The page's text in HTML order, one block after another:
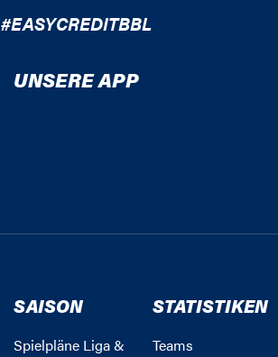
#EASYCREDITBBL
UNSERE APP
SAISON
Spielpläne Liga &
STATISTIKEN
Teams